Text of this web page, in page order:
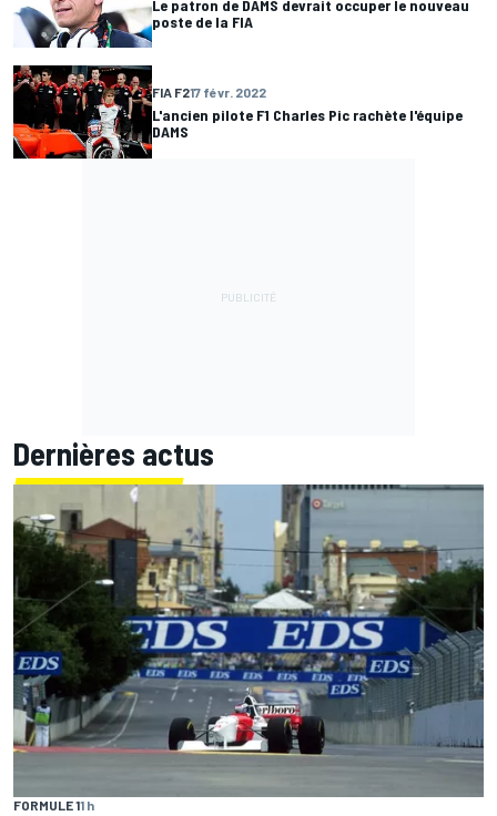
Le patron de DAMS devrait occuper le nouveau
poste de la FIA
FIA F217 févr. 2022
L'ancien pilote F1 Charles Pic rachète l'équipe
DAMS
Dernières actus
FORMULE 11 h